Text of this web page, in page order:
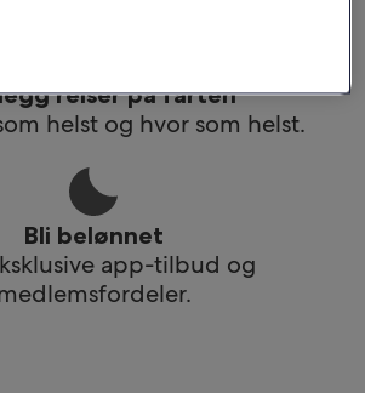
reiser på farten
helst og hvor som helst.
Bli belønnet
app-tilbud og